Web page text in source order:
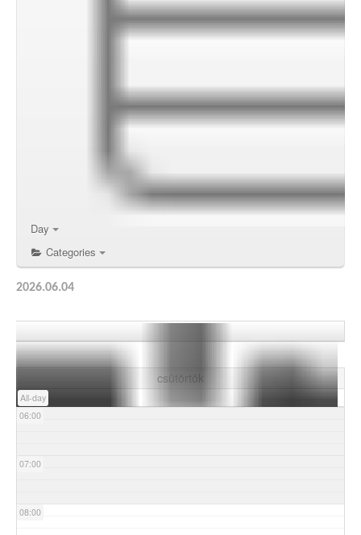
Day
Categories
2026.06.04
csütörtök
All-day
02:00
03:00
04:00
05:00
06:00
07:00
08:00